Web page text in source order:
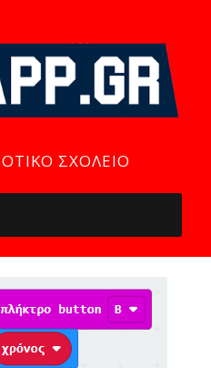
ΣΧΟΛΕΊΟ